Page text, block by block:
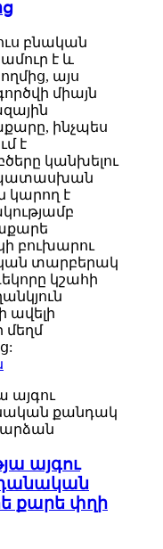
բնական
է և
այս
միայն
ինչպես
է
կանխելու
​​կարող է
բուխարու
տարբերակ
կշահի
ավելի
մեղմ
այգու
քարե փղի